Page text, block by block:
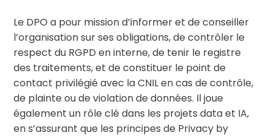
Le DPO a pour mission d’informer et de conseiller
l’organisation sur ses obligations, de contrôler le
respect du RGPD en interne, de tenir le registre
des traitements, et de constituer le point de
contact privilégié avec la CNIL en cas de contrôle,
de plainte ou de violation de données. Il joue
également un rôle clé dans les projets data et IA,
en s’assurant que les principes de Privacy by